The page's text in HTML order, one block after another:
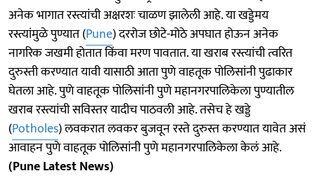
अनेक भागात रस्त्यांची अक्षरशः चाळण झालेली आहे. या खड्डेमय
रस्त्यांमुळे पुण्यात (Pune) दररोज छोटे-मोठे अपघात होऊन अनेक
नागरिक जखमी होतात किंवा मरण पावतात. या खराब रस्त्यांची त्वरित
दुरुस्ती करण्यात यावी यासाठी आता पुणे वाहतूक पोलिसांनी पुढाकार
घेतला आहे. पुणे वाहतूक पोलिसांनी पुणे महानगरपालिकेला पुण्यातील
खराब रस्त्यांची सविस्तर यादीच पाठवली आहे. तसेच हे खड्डे
(Potholes) लवकरात लवकर बुजवून रस्ते दुरुस्त करण्यात यावेत असं
आवाहन पुणे वाहतूक पोलिसांनी पुणे महानगरपालिकेला केलं आहे.
(Pune Latest News)